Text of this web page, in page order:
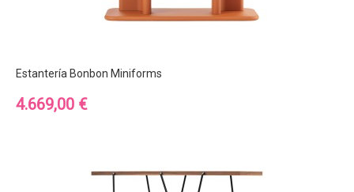
Estantería Bonbon Miniforms
Precio
4.669,00 €